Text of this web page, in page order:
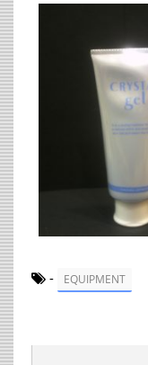
- EQUIPMENT